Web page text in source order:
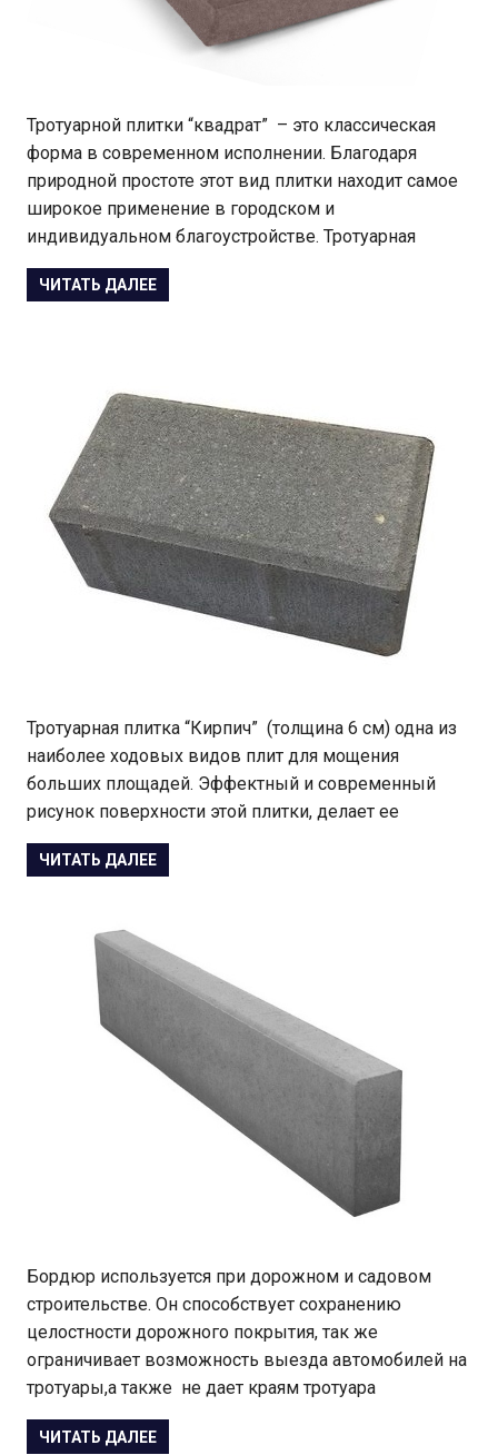
Тротуарной плитки “квадрат” – это классическая
форма в современном исполнении. Благодаря
природной простоте этот вид плитки находит самое
широкое применение в городском и
индивидуальном благоустройстве. Тротуарная
ЧИТАТЬ ДАЛЕЕ
Тротуарная плитка “Кирпич” (толщина 6 см) одна из
наиболее ходовых видов плит для мощения
больших площадей. Эффектный и современный
рисунок поверхности этой плитки, делает ее
ЧИТАТЬ ДАЛЕЕ
Бордюр используется при дорожном и садовом
строительстве. Он способствует сохранению
целостности дорожного покрытия, так же
ограничивает возможность выезда автомобилей на
тротуары,а также не дает краям тротуара
ЧИТАТЬ ДАЛЕЕ